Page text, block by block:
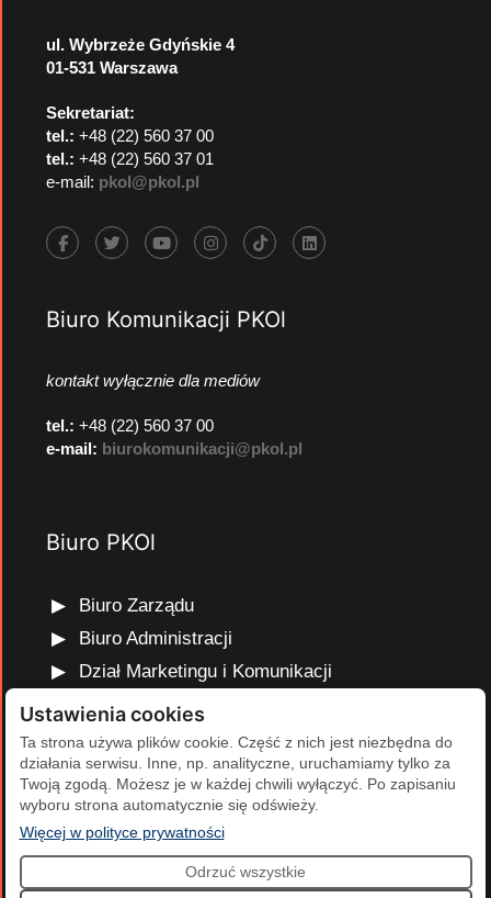
ul. Wybrzeże Gdyńskie 4
01-531 Warszawa
Sekretariat:
tel.: +48 (22) 560 37 00
tel.: +48 (22) 560 37 01
e-mail: pkol@pkol.pl
Biuro Komunikacji PKOl
kontakt wyłącznie dla mediów
tel.: +48 (22) 560 37 00
e-mail: biurokomunikacji@pkol.pl
Biuro PKOl
Biuro Zarządu
Biuro Administracji
Dział Marketingu i Komunikacji
Dział Edukacji Olimpijskiej
Dział Finansów i Kadr
Dział Projektów Olimpijskich
Dział Programów Rozwojowych
Ustawienia cookies
Ta strona używa plików cookie. Część z nich jest niezbędna do
działania serwisu. Inne, np. analityczne, uruchamiamy tylko za
Twoją zgodą. Możesz je w każdej chwili wyłączyć. Po zapisaniu
wyboru strona automatycznie się odświeży.
Więcej w polityce prywatności(otwiera się w nowej karcie)
Odrzuć wszystkie